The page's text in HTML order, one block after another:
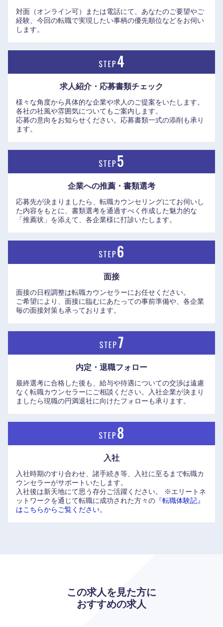
対面（オンライン可）または電話にて、あなたのご要望やご
経験、今回の転職で実現したい事柄の優先順位などをお伺い
します。
求人紹介・応募書類チェック
様々な角度から具体的な企業や求人のご提案をいたします。
各社の社風や雰囲気についてもご案内します。
応募の意向をお知らせください。応募書類一式の添削も承り
ます。
企業への推薦・書類選考
応募先が決まりましたら、転職カウンセリングにてお伺いし
た内容をもとに、書類選考を通過すべく作成した魅力的な
「推薦状」を添えて、各企業様に打診いたします。
面接
面接の日程調整は転職カウンセラーにお任せください。
ご希望により、面接に臨むにあたっての事前準備や、各企業
毎の面接対策も承っております。
内定・退職フォロー
最終選考に合格した後も、給与や待遇についての交渉は遠慮
なく転職カウンセラーにご相談ください。入社企業が決まり
ましたら現職の円満退社に向けたフォローも承ります。
入社
入社時期のすり合わせ、諸手続き等、入社に至るまで転職カ
ウンセラーがサポートいたします。
入社後は新天地にて思う存分ご活躍ください。
※エリートネ
ットワークを通じて転職に成功された方々の 『転職体験記』
はこちらからご覧ください。
この求人を見た方に
おすすめの求人
福岡県 佐賀県
鹿児島県 沖縄県